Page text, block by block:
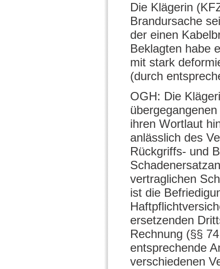
Die Klägerin
Brandursache
der einen
Beklagten habe
mit stark
(durch
OGH: Die
ihren Wortlaut
anlässlich des
Rückgriffs- und
vertraglichen
ist die
ersetzenden
Rechnung (§§
entsprechende
verschiedenen